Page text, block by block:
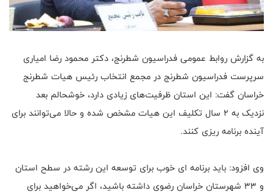
به گزارش روابط عمومی فدراسیون شطرنج، دکتر محمود رضا امیاری
سرپرست فدراسیون شطرنج در مجمع انتخاب رئیس هیات شطرنج
خراسان گفت: این استان ظرفیت‌های زیادی دارد، خوشحالم بعد
نزدیک به ۲ سال تکلیف این هیات مشخص شده و حالا می‌توانند برای
آینده برنامه ریزی کنند.
وی افزود: باید برنامه ای خوب برای توسعه این رشته در سطح استان
و ۳۳ شهرستان خراسان رضوی داشته باشید، اگر می‌خواهید برای